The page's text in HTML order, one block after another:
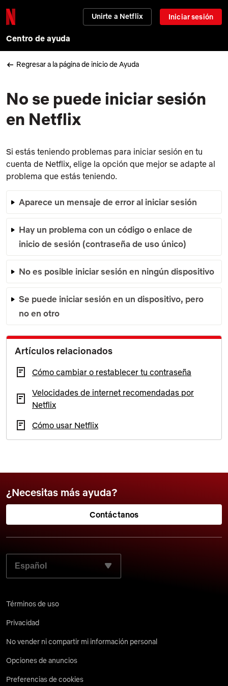
Unirte a Netflix Iniciar sesión
Centro de ayuda
Regresar a la página de inicio de Ayuda
No se puede iniciar sesión
en Netflix
Si estás teniendo problemas para iniciar sesión en tu
cuenta de Netflix, elige la opción que mejor se adapte al
problema que estás teniendo.
Aparece un mensaje de error al iniciar sesión
Hay un problema con un código o enlace de
inicio de sesión (contraseña de uso único)
No es posible iniciar sesión en ningún dispositivo
Se puede iniciar sesión en un dispositivo, pero
no en otro
Artículos relacionados
Cómo cambiar o restablecer tu contraseña
Velocidades de internet recomendadas por
Netflix
Cómo usar Netflix
¿Necesitas más ayuda?
Contáctanos
SELECCIONA EL LENGUAJE QUE PREFIERES:
Términos de uso
Privacidad
No vender ni compartir mi información personal
Opciones de anuncios
Preferencias de cookies